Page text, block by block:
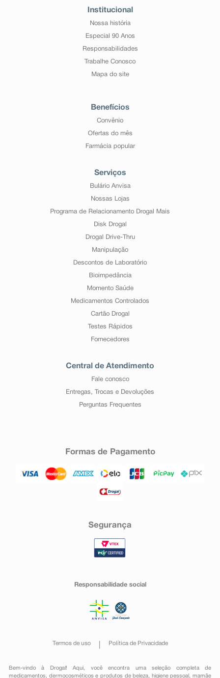
Institucional
Nossa história
Especial 90 Anos
Responsabilidades
Trabalhe Conosco
Mapa do site
Benefícios
Convênio
Ofertas do mês
Farmácia popular
Serviços
Bulário Anvisa
Nossas Lojas
Programa de Relacionamento Drogal Mais
Disk Drogal
Drogal Drive-Thru
Manipulação
Descontos de Laboratório
Bioimpedância
Momento Saúde
Medicamentos Controlados
Cartão Drogal
Testes Rápidos
Fornecedores
Central de Atendimento
Fale conosco
Entregas, Trocas e Devoluções
Perguntas Frequentes
Formas de Pagamento
Segurança
Responsabilidade social
Termos de uso Política de Privacidade
Bem-vindo à Drogal! Aqui, você encontra uma seleção completa de
medicamentos , dermocosméticos e produtos de beleza, higiene pessoal ,mamãe